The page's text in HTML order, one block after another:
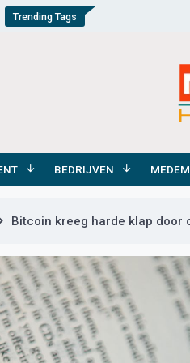
Trending Tags
BEDRIJVEN
Bitcoin kreeg harde klap door